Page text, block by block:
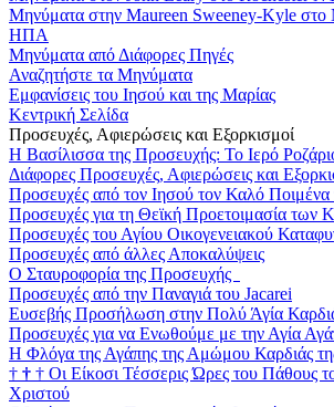
Μηνύματα στην Maureen Sweeney-Kyle
ΗΠΑ
Μηνύματα από Διάφορες Πηγές
Αναζητήστε τα Μηνύματα
Εμφανίσεις του Ιησού και της Μαρίας
Κεντρική Σελίδα
Προσευχές, Αφιερώσεις και Εξορκισμοί
Η Βασίλισσα της Προσευχής: Το Ιερό
Διάφορες Προσευχές, Αφιερώσεις και
Προσευχές από τον Ιησού τον Καλό Ποιμένα
Προσευχές για τη Θεϊκή Προετοιμασία των
Προσευχές του Αγίου Οικογενειακού
Προσευχές από άλλες Αποκαλύψεις
Ο Σταυροφορία της Προσευχής
Προσευχές από την Παναγιά του Jacarei
Ευσεβής Προσήλωση στην Πολύ Άγία
Προσευχές για να Ενωθούμε με την Αγία
Η Φλόγα της Αγάπης της Αμώμου Καρδιάς
† † † Οι Είκοσι Τέσσερις Ώρες του Πάθους
Χριστού